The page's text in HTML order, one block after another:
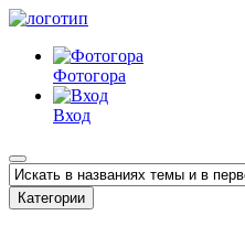
Фотогора
Вход
Категории